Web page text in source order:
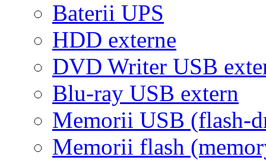
Baterii UPS
HDD externe
DVD Writer USB
Blu-ray USB extern
Memorii USB (flash-
Memorii flash